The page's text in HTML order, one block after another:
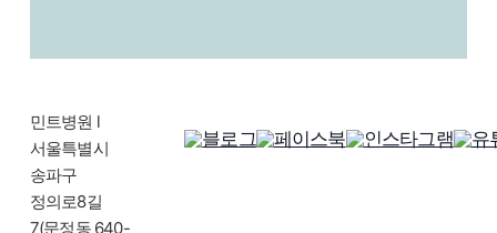
민트병원 l
서울특별시
송파구
정의로8길
7(문정동 640-